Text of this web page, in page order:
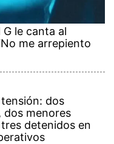
le canta al
me arrepiento
dos
dos menores
detenidos en